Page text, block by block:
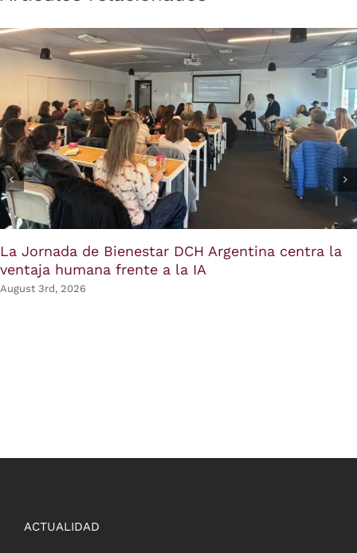
La Jornada de Bienestar DCH Argentina centra la
ventaja humana frente a la IA
August 3rd, 2026
ACTUALIDAD